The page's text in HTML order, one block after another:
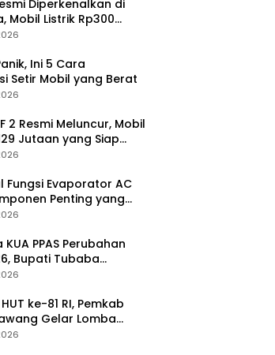
Diperkenalkan di
Mobil Listrik Rp300
Ramaikan Pasar EV
Ini 5 Cara
Setir Mobil yang Berat
2 Resmi Meluncur, Mobil
Jutaan yang Siap
Pengganti Motor
Fungsi Evaporator AC
Penting yang
PPAS Perubahan
Bupati Tubaba
Pendapatan Daerah
ke-81 RI, Pemkab
Gelar Lomba
Manis